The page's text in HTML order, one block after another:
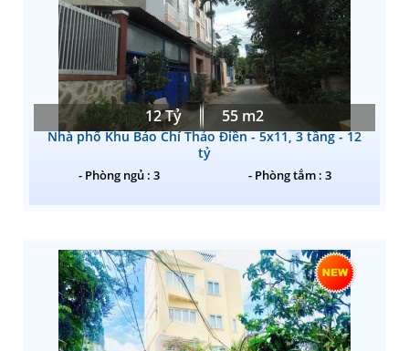
12 Tỷ 55 m2
Nhà phố Khu Báo Chí Thảo Điền - 5x11, 3 tầng - 12
tỷ
- Phòng ngủ : 3 - Phòng tắm : 3